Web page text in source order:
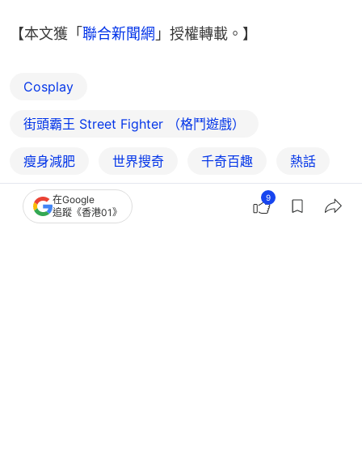
【本文獲「 聯合新聞網 」授權轉載。】
Cosplay
街頭霸王 Street Fighter （格鬥遊戲）
瘦身減肥 世界搜奇 千奇百趣 熱話
日本 聯合新聞網
在Google
追蹤《香港01》
9